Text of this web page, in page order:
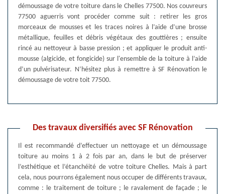
démoussage de votre toiture dans le Chelles 77500. Nos couvreurs
77500 aguerris vont procéder comme suit : retirer les gros
morceaux de mousses et les traces noires à l’aide d’une brosse
métallique, feuilles et débris végétaux des gouttières ; ensuite
rincé au nettoyeur à basse pression ; et appliquer le produit anti-
mousse (algicide, et fongicide) sur l'ensemble de la toiture à l’aide
d’un pulvérisateur. N’hésitez plus à remettre à SF Rénovation le
démoussage de votre toit 77500.
Des travaux diversifiés avec SF Rénovation
Il est recommandé d’effectuer un nettoyage et un démoussage
toiture au moins 1 à 2 fois par an, dans le but de préserver
l’esthétique et l’étanchéité de votre toiture Chelles. Mais à part
cela, nous pourrons également nous occuper de différents travaux,
comme : le traitement de toiture ; le ravalement de façade ; le